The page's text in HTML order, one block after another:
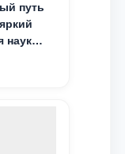
путь
науке,